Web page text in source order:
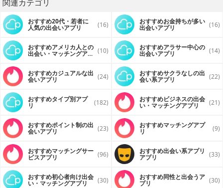
関連カテゴリ
おすすめ20代・若者に
人気の出会いアプリ (16) おすすめお金持ちが多い
出会いアプリ (16)
おすすめアメリカ人との
出会い・マッチングアプ (10) おすすめアラサー中心の
出会いアプリ (14)
おすすめカジュアルな出
会いアプリ (24) おすすめサクラなしの出
会い系アプリ (22)
おすすめタイプ別アプ
リ (182) おすすめビジネスの出会
い・マッチングアプリ (21)
おすすめポイント制の出
会いアプリ (23) おすすめマッチングアプ
リ (9)
おすすめマッチングサー
ビスアプリ (96) おすすめ出会い系アプリ
アプリ (33)
おすすめ初心者向け出会
い・マッチングアプリ (30) おすすめ同性と出会うア
プリ (30)